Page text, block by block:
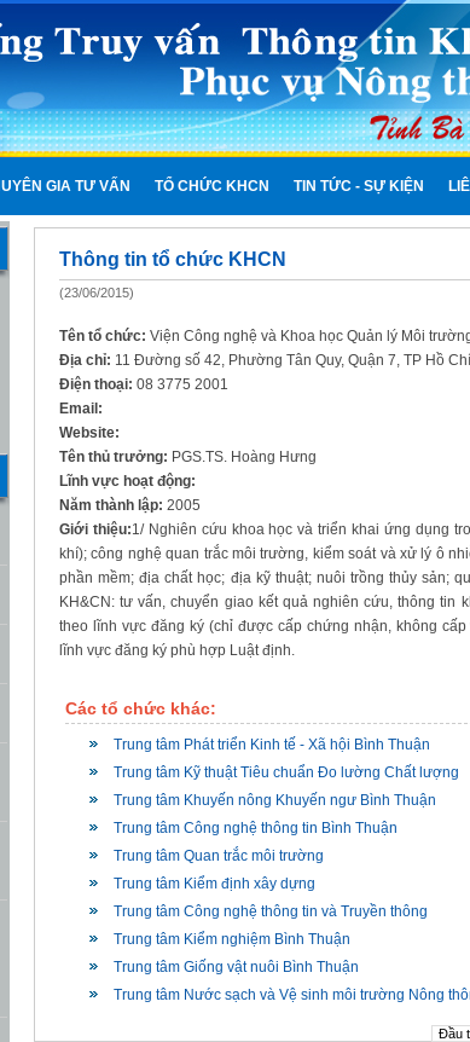
GIA TƯ VẤN TỔ CHỨC KHCN TIN TỨC - SỰ KIỆN
Thông tin tổ chức KHCN
(23/06/2015)
Tên tổ chức: Viện Công nghệ và Khoa học Quản lý Môi
Địa chỉ: 11 Đường số 42, Phường Tân Quy, Quận 7, TP Hồ
Điện thoại: 08 3775 2001
Email:
Website:
Tên thủ trưởng: PGS.TS. Hoàng Hưng
Lĩnh vực hoạt động:
Năm thành lập: 2005
Giới thiệu:1/ Nghiên cứu khoa học và triển khai ứng dụng
khí); công nghệ quan trắc môi trường, kiểm soát và xử lý ô
phần mềm; địa chất học; địa kỹ thuật; nuôi trồng thủy sản;
KH&CN: tư vấn, chuyển giao kết quả nghiên cứu, thông
theo lĩnh vực đăng ký (chỉ được cấp chứng nhận, không
lĩnh vực đăng ký phù hợp Luật định.
Các tổ chức khác:
Trung tâm Phát triển Kinh tế - Xã hội Bình Thuận
Trung tâm Kỹ thuật Tiêu chuẩn Đo lường Chất lượng
Trung tâm Khuyến nông Khuyến ngư Bình Thuận
Trung tâm Công nghệ thông tin Bình Thuận
Trung tâm Quan trắc môi trường
Trung tâm Kiểm định xây dựng
Trung tâm Công nghệ thông tin và Truyền thông
Trung tâm Kiểm nghiệm Bình Thuận
Trung tâm Giống vật nuôi Bình Thuận
Trung tâm Nước sạch và Vệ sinh môi trường Nông
Đầu